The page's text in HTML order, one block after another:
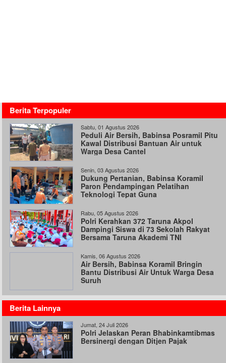
Berita Terpopuler
Sabtu, 01 Agustus 2026
Peduli Air Bersih, Babinsa Posramil Pitu
Kawal Distribusi Bantuan Air untuk
Warga Desa Cantel
Senin, 03 Agustus 2026
Dukung Pertanian, Babinsa Koramil
Paron Pendampingan Pelatihan
Teknologi Tepat Guna
Rabu, 05 Agustus 2026
Polri Kerahkan 372 Taruna Akpol
Dampingi Siswa di 73 Sekolah Rakyat
Bersama Taruna Akademi TNI
Kamis, 06 Agustus 2026
Air Bersih, Babinsa Koramil Bringin
Bantu Distribusi Air Untuk Warga Desa
Suruh
Berita Lainnya
Jumat, 24 Juli 2026
Polri Jelaskan Peran Bhabinkamtibmas
Bersinergi dengan Ditjen Pajak